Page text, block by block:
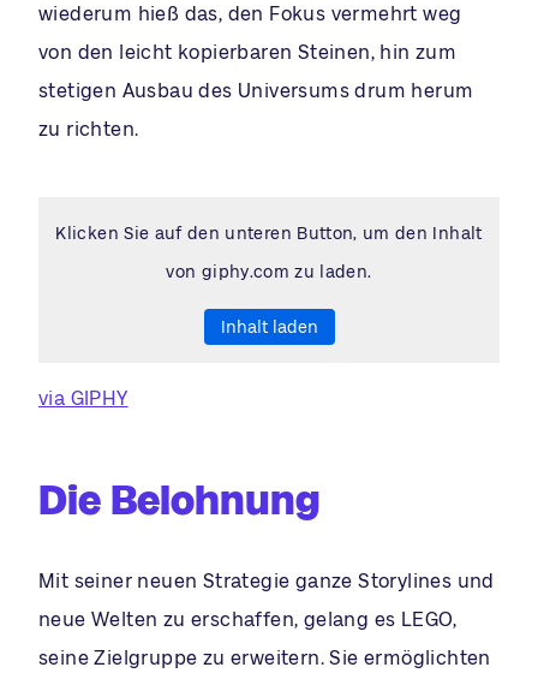
wiederum hieß das, den Fokus vermehrt weg
von den leicht kopierbaren Steinen, hin zum
stetigen Ausbau des Universums drum herum
zu richten.
Klicken Sie auf den unteren Button, um den Inhalt
von giphy.com zu laden.
Inhalt laden
via GIPHY
Die Belohnung
Mit seiner neuen Strategie ganze Storylines und
neue Welten zu erschaffen, gelang es LEGO,
seine Zielgruppe zu erweitern. Sie ermöglichten